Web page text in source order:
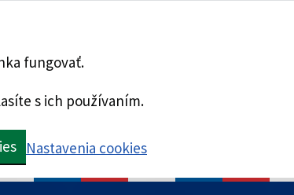
fungovať.
s ich používaním.
Nastavenia cookies